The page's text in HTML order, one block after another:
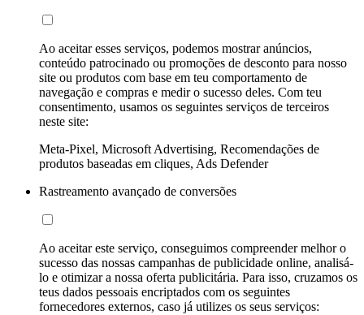
Ao aceitar esses serviços, podemos mostrar anúncios,
conteúdo patrocinado ou promoções de desconto para nosso
site ou produtos com base em teu comportamento de
navegação e compras e medir o sucesso deles. Com teu
consentimento, usamos os seguintes serviços de terceiros
neste site:
Meta-Pixel, Microsoft Advertising, Recomendações de
produtos baseadas em cliques, Ads Defender
Rastreamento avançado de conversões
Ao aceitar este serviço, conseguimos compreender melhor o
sucesso das nossas campanhas de publicidade online, analisá-
lo e otimizar a nossa oferta publicitária. Para isso, cruzamos os
teus dados pessoais encriptados com os seguintes
fornecedores externos, caso já utilizes os seus serviços: